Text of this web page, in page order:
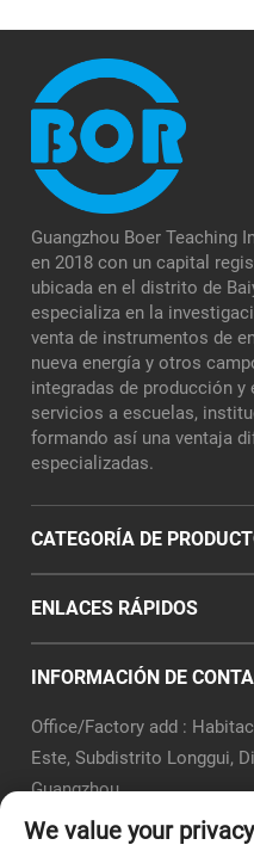
Guangzhou Boer Teaching
en 2018 con un capital
ubicada en el distrito de
especializa en la
venta de instrumentos de
nueva energía y otros
integradas de producción y
servicios a escuelas,
formando así una ventaja
especializadas.
CATEGORÍA DE
ENLACES RÁPIDOS
INFORMACIÓN DE
Office/Factory add :
Este, Subdistrito Longgui,
Guangzhou
Correo electrónico:[email
We value your privacy